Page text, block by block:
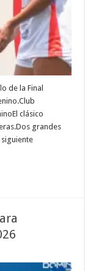
de la Final
clásico
grandes